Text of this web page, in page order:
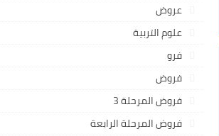
عروض
علوم التربية
فرو
فروض
فروض المرحلة 3
فروض المرحلة الرابعة